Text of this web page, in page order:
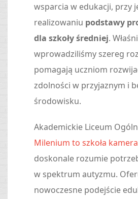
wsparcia w edukacji, przy
realizowaniu podstawy
dla szkoły średniej.
wprowadziliśmy szereg
pomagają uczniom
zdolności w przyjaznym i
środowisku.
Akademickie Liceum
Milenium to szkoła
doskonale rozumie
w spektrum autyzmu.
nowoczesne podejście